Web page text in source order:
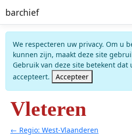
barchief
We respecteren uw privacy. Om u
kunnen zijn, maakt deze site
Gebruik van deze site betekent dat
accepteert.
Accepteer
Vleteren
← Regio: West-Vlaanderen